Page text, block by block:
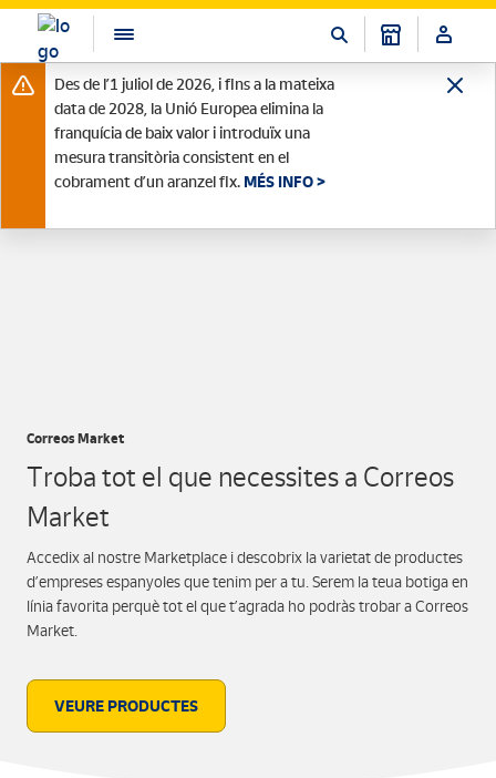
Des de l’1 juliol de 2026, i fins a la mateixa
data de 2028, la Unió Europea elimina la
franquícia de baix valor i introduïx una
mesura transitòria consistent en el
cobrament d’un aranzel fix. MÉS INFO >
Correos Market
Troba tot el que necessites a Correos
Market
Accedix al nostre Marketplace i descobrix la varietat de productes
d’empreses espanyoles que tenim per a tu. Serem la teua botiga en
línia favorita perquè tot el que t’agrada ho podràs trobar a Correos
Market.
VEURE PRODUCTES